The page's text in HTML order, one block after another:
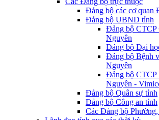
Đảng bộ các cơ quan
Đảng bộ UBND tỉnh
Đảng bộ CTCP
Nguyên
Đảng bộ Đại
Đảng bộ Bệnh
Nguyên
Đảng bộ CTCP
Nguyên -
Đảng bộ Quân sự tỉnh
Đảng bộ Công an tỉnh
Các Đảng bộ